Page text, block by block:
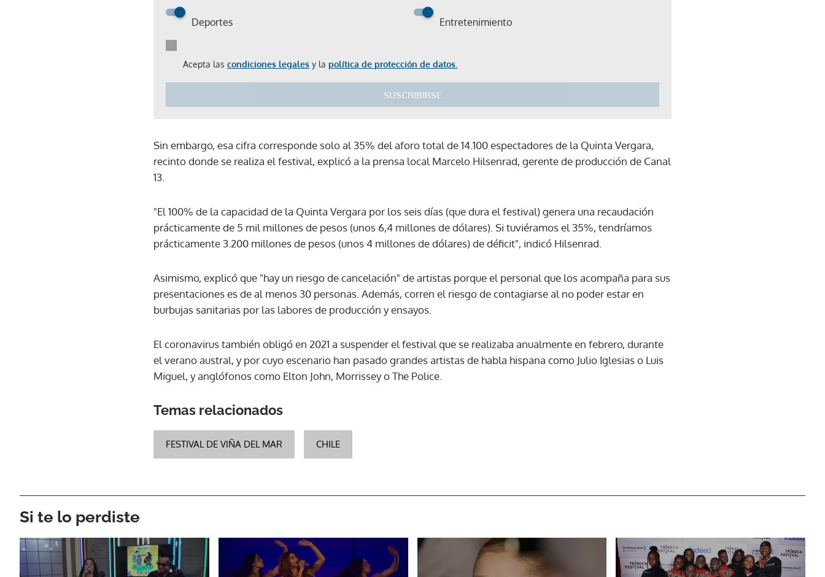
Deportes Entretenimiento
Acepta las condiciones legales y la política de protección de datos.
SUSCRIBIRSE
Gracias por suscribirte a nuestro boletín.
ACEPTAR
Sin embargo, esa cifra corresponde solo al 35% del aforo total de 14.100 espectadores de la Quinta Vergara,
recinto donde se realiza el festival, explicó a la prensa local Marcelo Hilsenrad, gerente de producción de Canal
13.
"El 100% de la capacidad de la Quinta Vergara por los seis días (que dura el festival) genera una recaudación
prácticamente de 5 mil millones de pesos (unos 6,4 millones de dólares). Si tuviéramos el 35%, tendríamos
prácticamente 3.200 millones de pesos (unos 4 millones de dólares) de déficit", indicó Hilsenrad.
Asimismo, explicó que "hay un riesgo de cancelación" de artistas porque el personal que los acompaña para sus
presentaciones es de al menos 30 personas. Además, corren el riesgo de contagiarse al no poder estar en
burbujas sanitarias por las labores de producción y ensayos.
El coronavirus también obligó en 2021 a suspender el festival que se realizaba anualmente en febrero, durante
el verano austral, y por cuyo escenario han pasado grandes artistas de habla hispana como Julio Iglesias o Luis
Miguel, y anglófonos como Elton John, Morrissey o The Police.
Temas relacionados
FESTIVAL DE VIÑA DEL MAR CHILE
Si te lo perdiste